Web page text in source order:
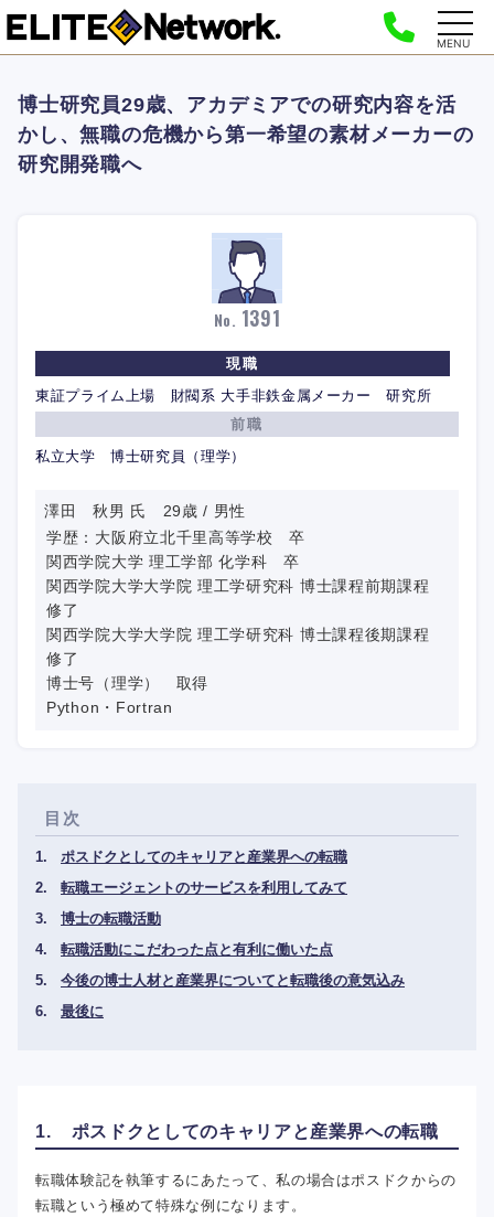
MENU
博士研究員29歳、アカデミアでの研究内容を活
かし、無職の危機から第一希望の素材メーカーの
研究開発職へ
No. 1391
現職
東証プライム上場 財閥系 大手非鉄金属メーカー 研究所
前職
私立大学 博士研究員（理学）
澤田 秋男 氏 29歳 / 男性
学歴：大阪府立北千里高等学校 卒
関西学院大学 理工学部 化学科 卒
関西学院大学大学院 理工学研究科 博士課程前期課程
修了
関西学院大学大学院 理工学研究科 博士課程後期課程
修了
博士号（理学） 取得
Python・Fortran
目次
ポスドクとしてのキャリアと産業界への転職
転職エージェントのサービスを利用してみて
博士の転職活動
転職活動にこだわった点と有利に働いた点
今後の博士人材と産業界についてと転職後の意気込み
最後に
1. ポスドクとしてのキャリアと産業界への転職
転職体験記を執筆するにあたって、私の場合はポスドクからの
転職という極めて特殊な例になります。